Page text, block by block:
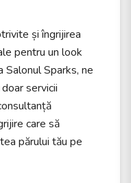
și îngrijirea
pentru un look
Salonul Sparks, ne
servicii
care să
părului tău pe